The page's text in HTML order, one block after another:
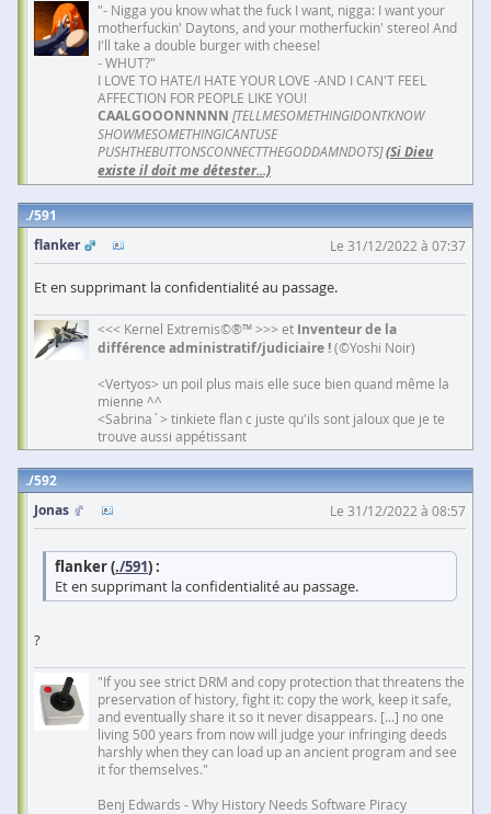
"- Nigga you know what the fuck I want, nigga: I want your
motherfuckin' Daytons, and your motherfuckin' stereo! And
I'll take a double burger with cheese!
- WHUT?"
I LOVE TO HATE/I HATE YOUR LOVE -AND I CAN'T FEEL
AFFECTION FOR PEOPLE LIKE YOU!
CAALGOOONNNNN [TELLMESOMETHINGIDONTKNOW
SHOWMESOMETHINGICANTUSE
PUSHTHEBUTTONSCONNECTTHEGODDAMNDOTS](Si Dieu
existe il doit me détester...)
591
flanker
Le 31/12/2022 à 07:37
Et en supprimant la confidentialité au passage.
<<< Kernel Extremis©®™ >>> et Inventeur de la
différence administratif/judiciaire !(©Yoshi Noir)
<Vertyos> un poil plus mais elle suce bien quand même la
mienne ^^
<Sabrina`> tinkiete flan c juste qu'ils sont jaloux que je te
trouve aussi appétissant
592
Jonas
Le 31/12/2022 à 08:57
flanker (./591) :
Et en supprimant la confidentialité au passage.
?
"If you see strict DRM and copy protection that threatens the
preservation of history, fight it: copy the work, keep it safe,
and eventually share it so it never disappears. [...] no one
living 500 years from now will judge your infringing deeds
harshly when they can load up an ancient program and see
it for themselves."
Benj Edwards - Why History Needs Software Piracy